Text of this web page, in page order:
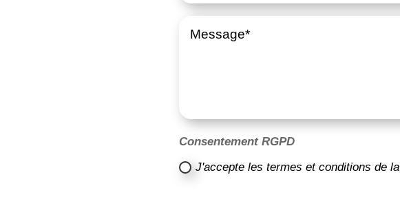
Consentement RGPD
J'accepte les termes et conditions de la